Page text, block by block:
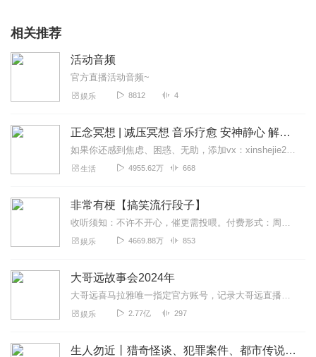
相关推荐
活动音频
官方直播活动音频~
娱乐 8812 4
正念冥想 | 减压冥想 音乐疗愈 安神静心 解郁降噪
如果你还感到焦虑、困惑、无助，添加vx：xinshejie2018、vx公众号：宣萱心伴，与主播宣萱开启心灵交流之旅，共建温暖的精神家园！如果你喜欢我的内容，请...
生活 4955.62万 668
非常有梗【搞笑流行段子】
收听须知：不许不开心，催更需投喂。付费形式：周一付费更新，周四免费更新。不定期加更。会员免费听，或单期2.99元订购听（二选一即可）！本节目由喜马拉雅独家出品说...
娱乐 4669.88万 853
大哥远故事会2024年
大哥远喜马拉雅唯一指定官方账号，记录大哥远直播时讲述每段故事会，用最接地气的东北话带你身临其境走进每一段故事会，你笑了就行，不要纠结故事的真实性。故事消失的就是...
娱乐 2.77亿 297
生人勿近丨猎奇怪谈、犯罪案件、都市传说、未解之谜